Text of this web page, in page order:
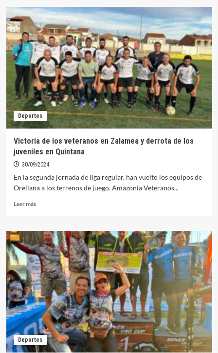
Orellana
celebra
mañana
el
Día
del
Mayor
Deportes
Victoria de los veteranos en Zalamea y derrota de los
juveniles en Quintana
30/09/2024
En la segunda jornada de liga regular, han vuelto los equipos de
Orellana a los terrenos de juego. Amazonia Veteranos...
Leer másLeer
Victoria
de
los
veteranos
en
Zalamea
y
derrota
de
los
juveniles
en
Quintana
Deportes